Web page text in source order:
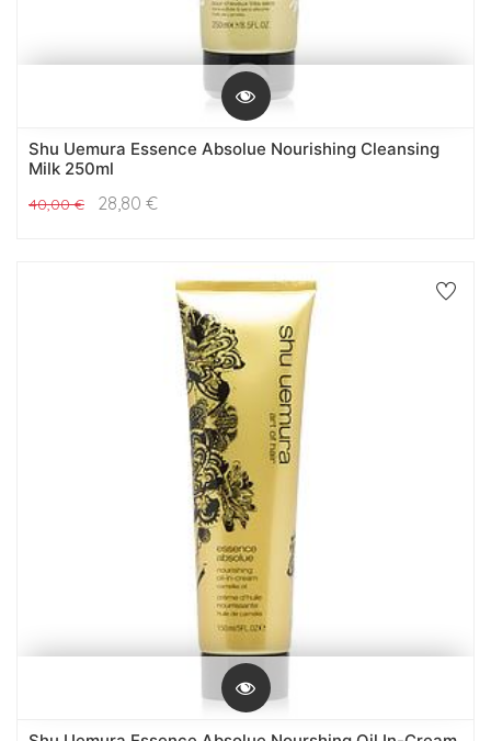
Shu Uemura Essence Absolue Nourishing Cleansing
Milk 250ml
40,00€ 28,80 €